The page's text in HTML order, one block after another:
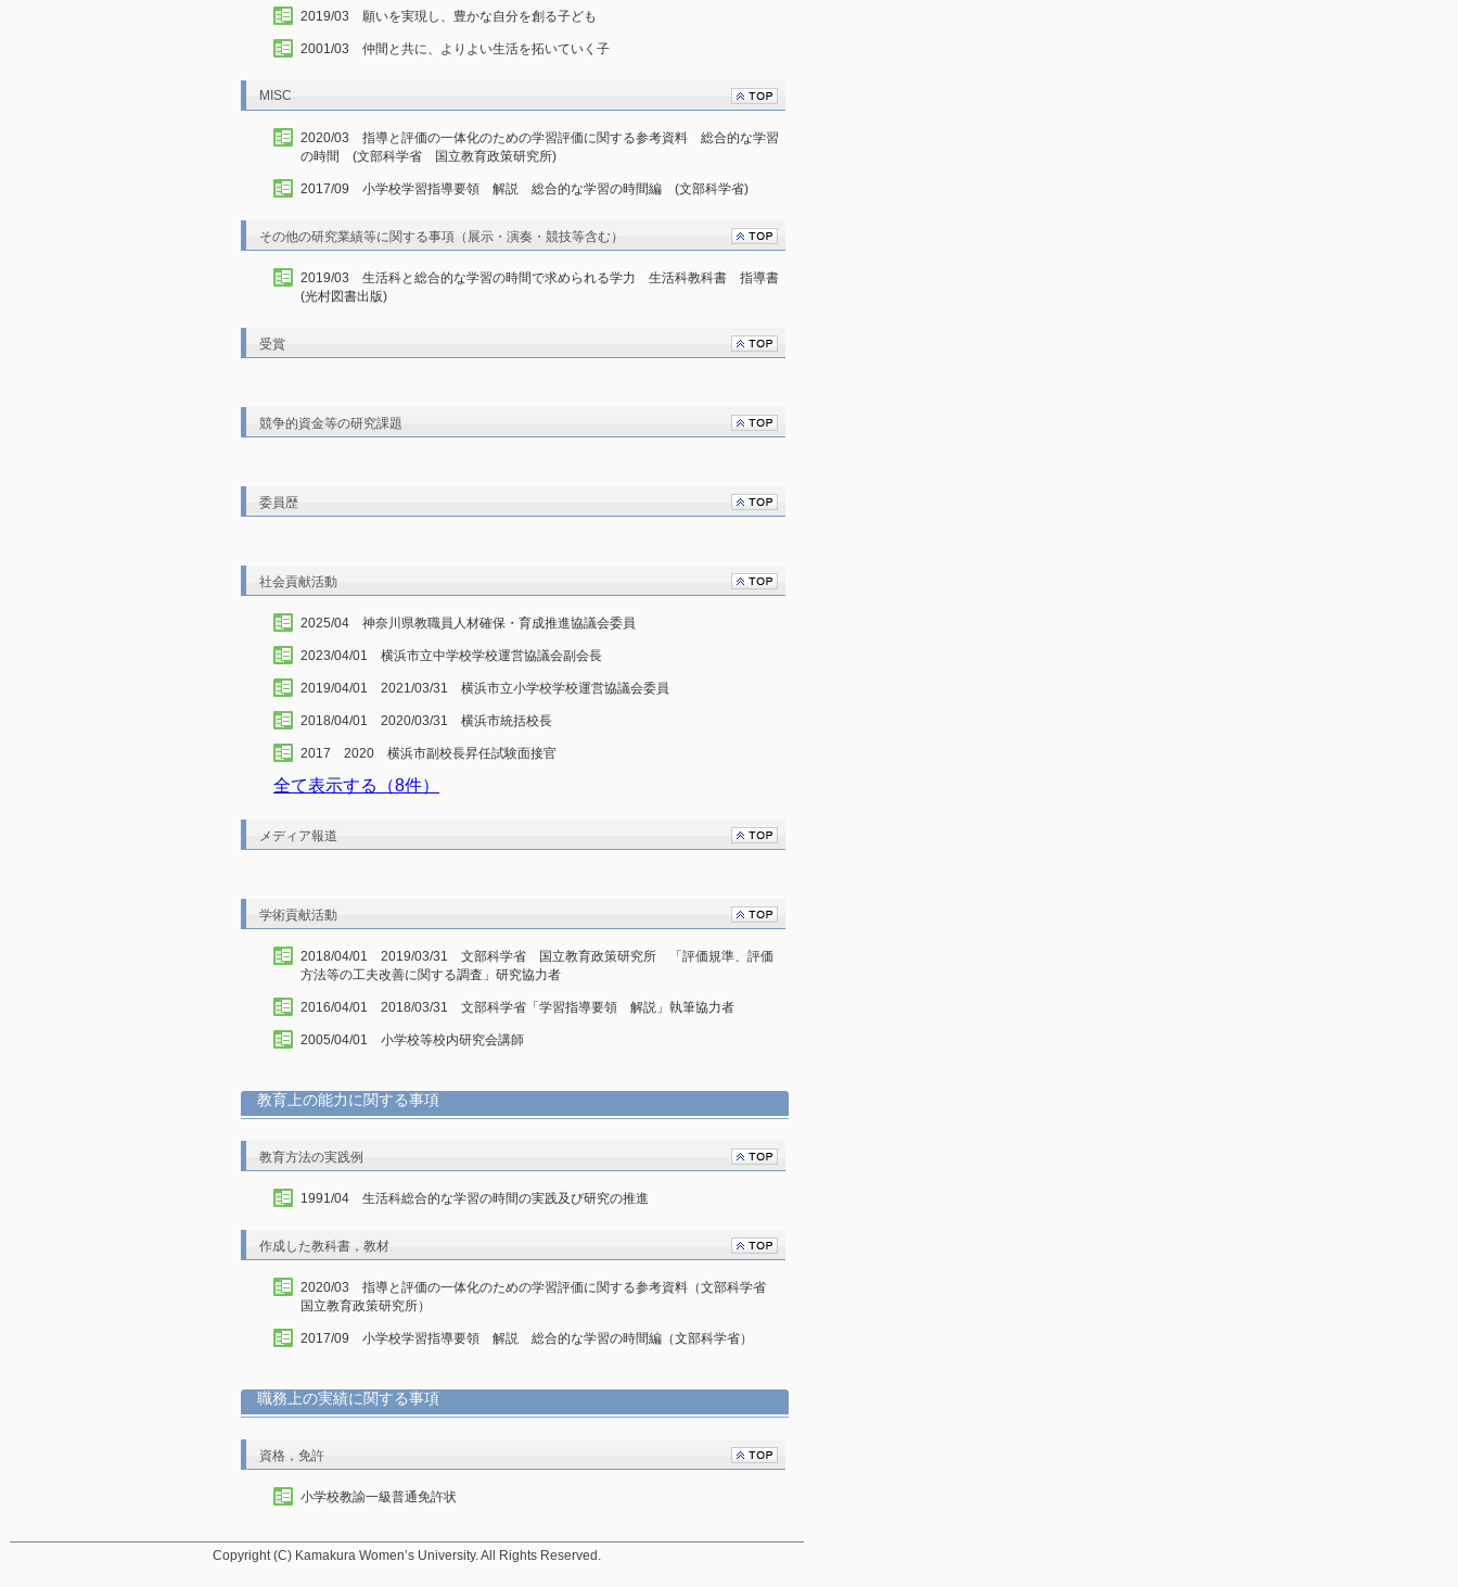
2019/03 願いを実現し、豊かな自分を創る子ども
2001/03 仲間と共に、よりよい生活を拓いていく子
MISC
2020/03 指導と評価の一体化のための学習評価に関する参考資料 総合的な学習
の時間 (文部科学省 国立教育政策研究所)
2017/09 小学校学習指導要領 解説 総合的な学習の時間編 (文部科学省)
その他の研究業績等に関する事項（展示・演奏・競技等含む）
2019/03 生活科と総合的な学習の時間で求められる学力 生活科教科書 指導書
(光村図書出版)
受賞
競争的資金等の研究課題
委員歴
社会貢献活動
2025/04 神奈川県教職員人材確保・育成推進協議会委員
2023/04/01 横浜市立中学校学校運営協議会副会長
2019/04/01 2021/03/31 横浜市立小学校学校運営協議会委員
2018/04/01 2020/03/31 横浜市統括校長
2017 2020 横浜市副校長昇任試験面接官
全て表示する（8件）
メディア報道
学術貢献活動
2018/04/01 2019/03/31 文部科学省 国立教育政策研究所 「評価規準、評価
方法等の工夫改善に関する調査」研究協力者
2016/04/01 2018/03/31 文部科学省「学習指導要領 解説」執筆協力者
2005/04/01 小学校等校内研究会講師
教育上の能力に関する事項
教育方法の実践例
1991/04 生活科総合的な学習の時間の実践及び研究の推進
作成した教科書，教材
2020/03 指導と評価の一体化のための学習評価に関する参考資料（文部科学省
国立教育政策研究所）
2017/09 小学校学習指導要領 解説 総合的な学習の時間編（文部科学省）
職務上の実績に関する事項
資格，免許
小学校教諭一級普通免許状